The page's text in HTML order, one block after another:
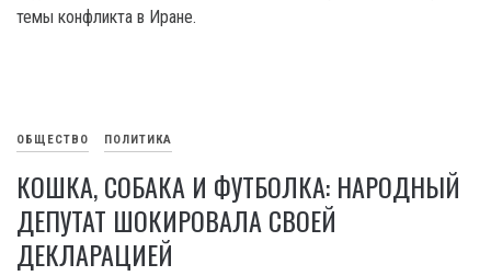
темы конфликта в Иране.
ОБЩЕСТВО ПОЛИТИКА
КОШКА, СОБАКА И ФУТБОЛКА: НАРОДНЫЙ
ДЕПУТАТ ШОКИРОВАЛА СВОЕЙ
ДЕКЛАРАЦИЕЙ